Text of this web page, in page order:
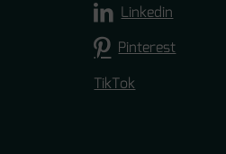
Linkedin
Pinterest
TikTok